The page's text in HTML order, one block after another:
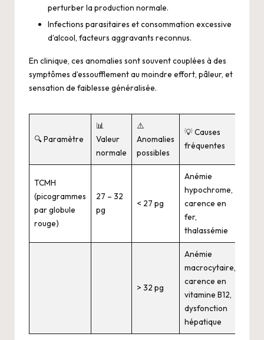
perturber la production normale.
Infections parasitaires et consommation excessive
d’alcool, facteurs aggravants reconnus.
En clinique, ces anomalies sont souvent couplées à des
symptômes d’essoufflement au moindre effort, pâleur, et
sensation de faiblesse généralisée.
🔍 Paramètre
📊
Valeur
normale
⚠️
Anomalies
possibles
💡 Causes
fréquentes
TCMH
(picogrammes
par globule
rouge)
27 – 32
pg
< 27 pg
Anémie
hypochrome,
carence en
fer,
thalassémie
> 32 pg
Anémie
macrocytaire,
carence en
vitamine B12,
dysfonction
hépatique